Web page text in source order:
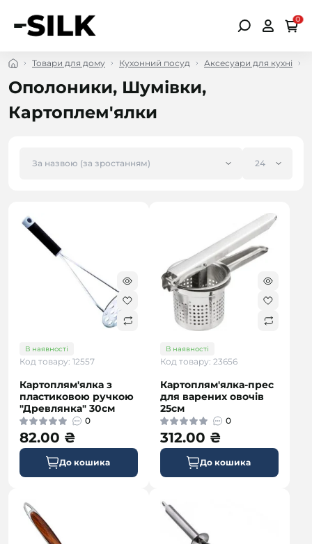
0
Товари для дому Кухонний посуд Аксесуари для кухні
Ополоники, Шумівки,
Картоплем'ялки
В наявності
Код товару: 12557
Картоплям'ялка з
пластиковою ручкою
"Древлянка" 30см
0
82.00 ₴
До кошика
В наявності
Код товару: 23656
Картоплям'ялка-прес
для варених овочів
25см
0
312.00 ₴
До кошика